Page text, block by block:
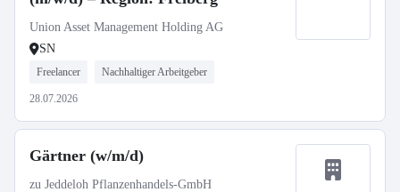
Union Asset Management Holding AG
SN
Freelancer Nachhaltiger Arbeitgeber
28.07.2026
Gärtner (w/m/d)
zu Jeddeloh Pflanzenhandels-GmbH